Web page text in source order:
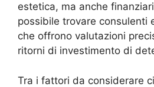
estetica, ma anche
possibile trovare consulenti
che offrono valutazioni
ritorni di investimento di
Tra i fattori da considerare